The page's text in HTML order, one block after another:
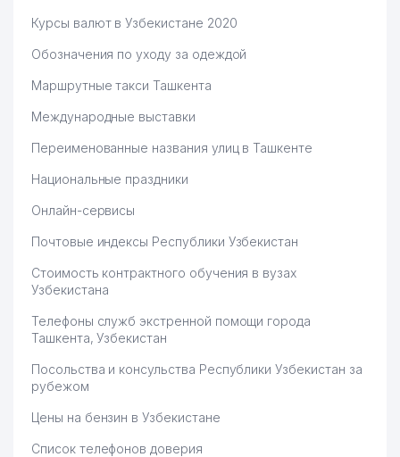
Курсы валют в Узбекистане 2020
Обозначения по уходу за одеждой
Маршрутные такси Ташкента
Международные выставки
Переименованные названия улиц в Ташкенте
Национальные праздники
Онлайн-сервисы
Почтовые индексы Республики Узбекистан
Стоимость контрактного обучения в вузах
Узбекистана
Телефоны служб экстренной помощи города
Ташкента, Узбекистан
Посольства и консульства Республики Узбекистан за
рубежом
Цены на бензин в Узбекистане
Список телефонов доверия